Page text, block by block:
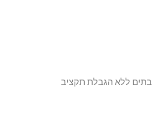
ללא הגבלת תקציב